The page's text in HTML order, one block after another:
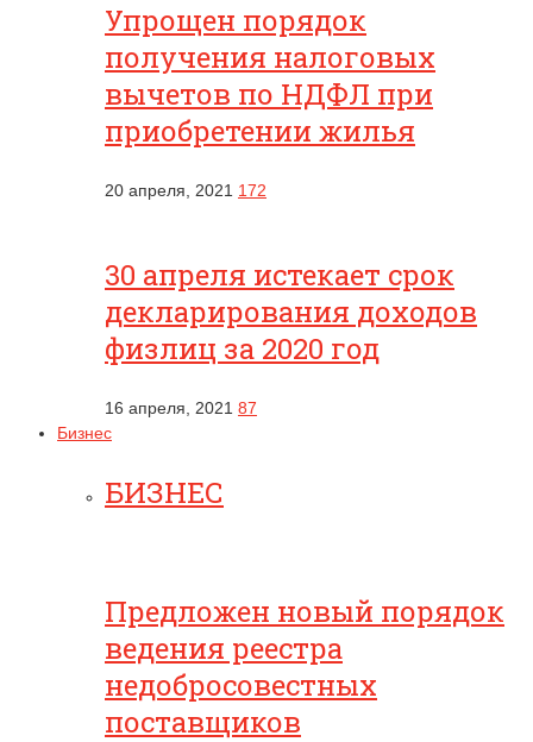
Упрощен порядок
получения налоговых
вычетов по НДФЛ при
приобретении жилья
20 апреля, 2021 172
30 апреля истекает срок
декларирования доходов
физлиц за 2020 год
16 апреля, 2021 87
Бизнес
БИЗНЕС
Предложен новый порядок
ведения реестра
недобросовестных
поставщиков